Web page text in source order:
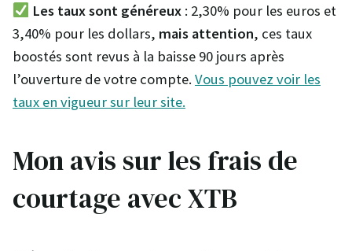
Les taux sont généreux : 2,30% pour les euros et
3,40% pour les dollars, mais attention, ces taux
boostés sont revus à la baisse 90 jours après
l’ouverture de votre compte. Vous pouvez voir les
taux en vigueur sur leur site.
Mon avis sur les frais de
courtage avec XTB